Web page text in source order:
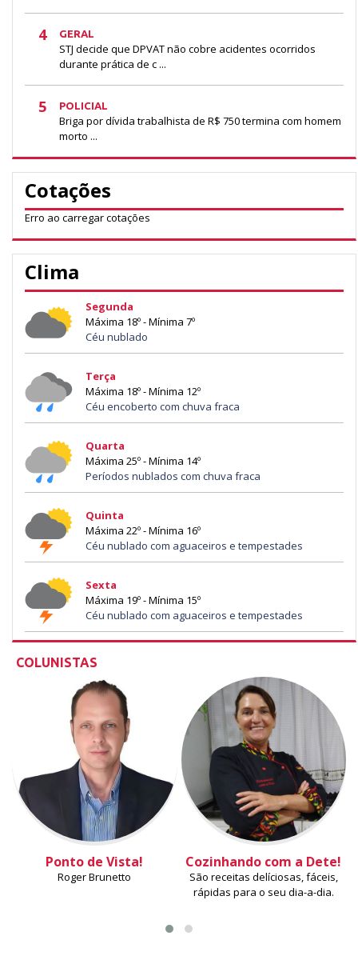
4 GERAL
STJ decide que DPVAT não cobre acidentes ocorridos
durante prática de c ...
5 POLICIAL
Briga por dívida trabalhista de R$ 750 termina com homem
morto ...
Cotações
Erro ao carregar cotações
Clima
Segunda
Máxima 18º - Mínima 7º
Céu nublado
Terça
Máxima 18º - Mínima 12º
Céu encoberto com chuva fraca
Quarta
Máxima 25º - Mínima 14º
Períodos nublados com chuva fraca
Quinta
Máxima 22º - Mínima 16º
Céu nublado com aguaceiros e tempestades
Sexta
Máxima 19º - Mínima 15º
Céu nublado com aguaceiros e tempestades
COLUNISTAS
Ponto de Vista!
Roger Brunetto
Cozinhando com a Dete!
São receitas delíciosas, fáceis,
rápidas para o seu dia-a-dia.